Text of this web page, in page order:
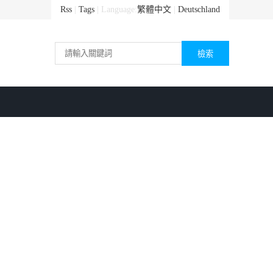
Rss Tags | Language: 繁體中文 Deutschland